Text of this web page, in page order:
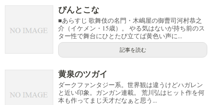
ぴんとこな
■あらすじ 歌舞伎の名門・木嶋屋の御曹司河村恭之
介（イケメン・15歳）。 やる気はないが持ち前のス
ター性で舞台にひとたび立てば黄色い声に...
記事を読む
黄泉のツガイ
ダークファンタジー系。世界観は違うけどハガレン
と近い印象。ガンガン連載。 荒川弘はヒット作を何
本も作ってまじ天才だなぁと思う...